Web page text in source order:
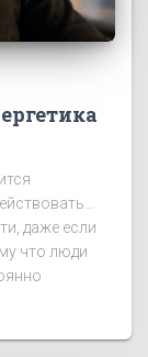
даже если
что люди